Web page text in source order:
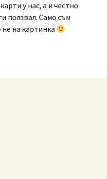
у нас, а и честно
ползвал. Само съм
на картинка